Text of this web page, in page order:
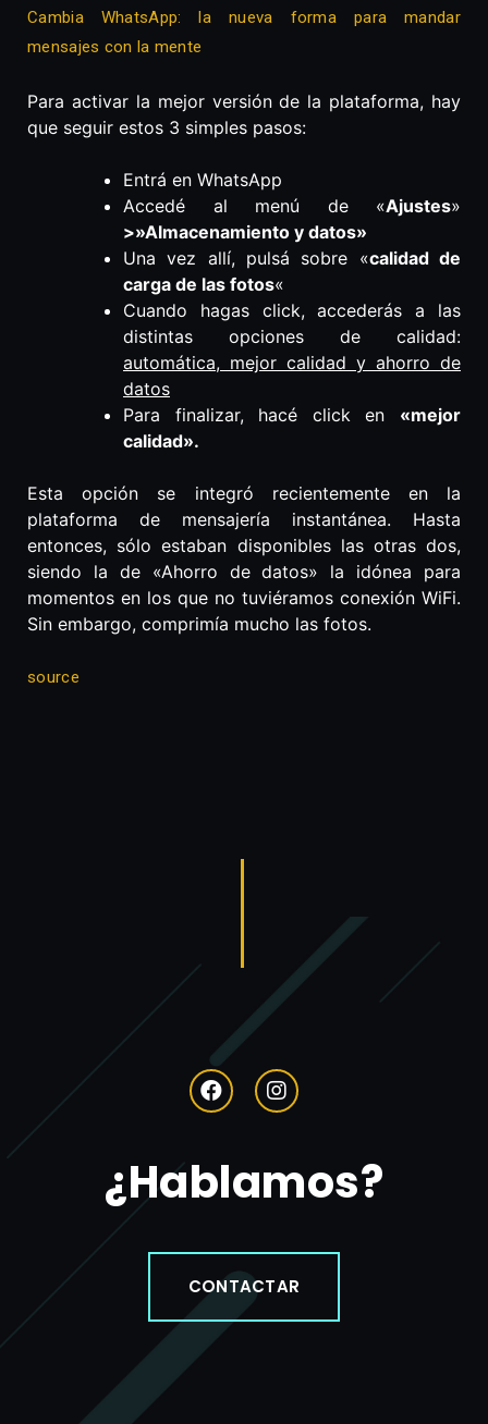
Cambia WhatsApp: la nueva forma para mandar
mensajes con la mente
Para activar la mejor versión de la plataforma, hay
que seguir estos 3 simples pasos:
Entrá en WhatsApp
Accedé al menú de «Ajustes»
>»Almacenamiento y datos»
Una vez allí, pulsá sobre «calidad de
carga de las fotos«
Cuando hagas click, accederás a las
distintas opciones de calidad:
automática, mejor calidad y ahorro de
datos
Para finalizar, hacé click en «mejor
calidad».
Esta opción se integró recientemente en la
plataforma de mensajería instantánea. Hasta
entonces, sólo estaban disponibles las otras dos,
siendo la de «Ahorro de datos» la idónea para
momentos en los que no tuviéramos conexión WiFi.
Sin embargo, comprimía mucho las fotos.
source
¿Hablamos?
CONTACTAR